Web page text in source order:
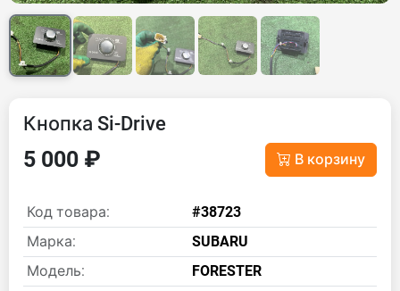
Кнопка Si-Drive
5 000 ₽ В корзину
Код товара:
#38723
Марка:
SUBARU
Модель:
FORESTER